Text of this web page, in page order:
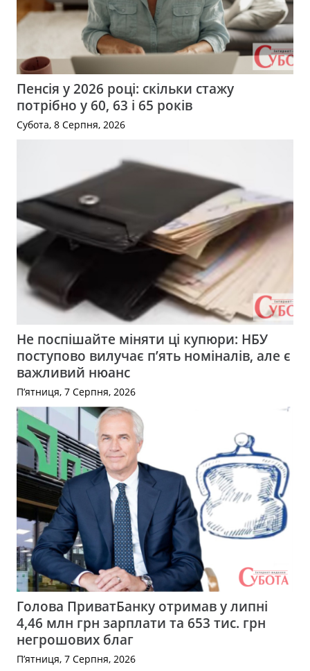
Пенсія у 2026 році: скільки стажу
потрібно у 60, 63 і 65 років
Субота, 8 Серпня, 2026
Не поспішайте міняти ці купюри: НБУ
поступово вилучає п’ять номіналів, але є
важливий нюанс
П’ятниця, 7 Серпня, 2026
Голова ПриватБанку отримав у липні
4,46 млн грн зарплати та 653 тис. грн
негрошових благ
П’ятниця, 7 Серпня, 2026